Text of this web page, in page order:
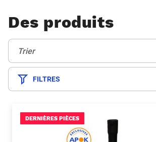
Des produits
Trier:
Trier
FILTRES
DERNIÈRES PIÈCES